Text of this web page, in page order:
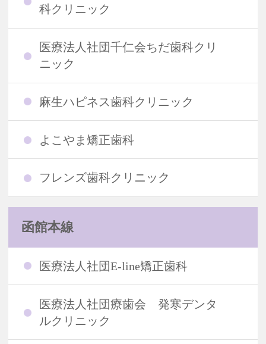
科クリニック
医療法人社団千仁会ちだ歯科クリ
ニック
麻生ハピネス歯科クリニック
よこやま矯正歯科
フレンズ歯科クリニック
函館本線
医療法人社団E-line矯正歯科
医療法人社団療歯会 発寒デンタ
ルクリニック